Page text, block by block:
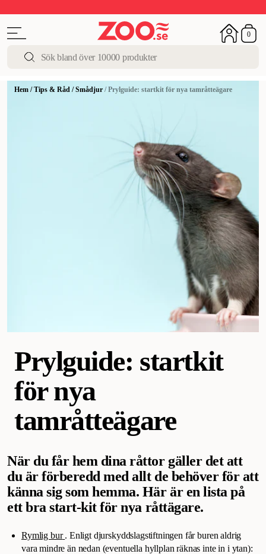
0
Hem /Tips & Råd /Smådjur /Prylguide: startkit för nya tamråtteägare
Prylguide: startkit
för nya
tamråtteägare
När du får hem dina råttor gäller det att
du är förberedd med allt de behöver för att
känna sig som hemma. Här är en lista på
ett bra start-kit för nya råttägare.
Rymlig bur . Enligt djurskyddslagstiftningen får buren aldrig
vara mindre än nedan (eventuella hyllplan räknas inte in i ytan):